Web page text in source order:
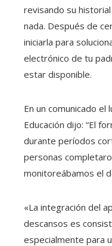
revisando su
nada. Después de
iniciarla para
electrónico de tu
estar disponible.
En un comunicado
Educación dijo: “El
durante períodos
personas
monitoreábamos el
«La integración del
descansos es
especialmente para